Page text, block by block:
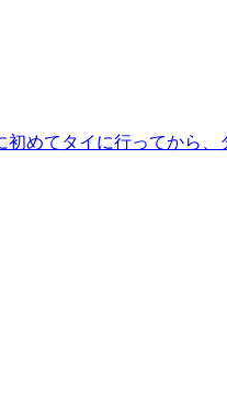
めてタイに行ってから